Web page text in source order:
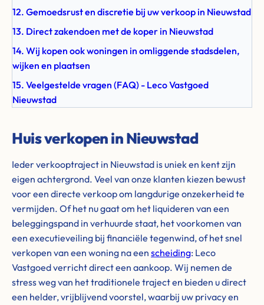
12. Gemoedsrust en discretie bij uw verkoop in Nieuwstad
13. Direct zakendoen met de koper in Nieuwstad
14. Wij kopen ook woningen in omliggende stadsdelen,
wijken en plaatsen
15. Veelgestelde vragen (FAQ) - Leco Vastgoed
Nieuwstad
Huis verkopen in Nieuwstad
Ieder verkooptraject in Nieuwstad is uniek en kent zijn
eigen achtergrond. Veel van onze klanten kiezen bewust
voor een directe verkoop om langdurige onzekerheid te
vermijden. Of het nu gaat om het liquideren van een
beleggingspand in verhuurde staat, het voorkomen van
een executieveiling bij financiële tegenwind, of het snel
verkopen van een woning na een scheiding: Leco
Vastgoed verricht direct een aankoop. Wij nemen de
stress weg van het traditionele traject en bieden u direct
een helder, vrijblijvend voorstel, waarbij uw privacy en